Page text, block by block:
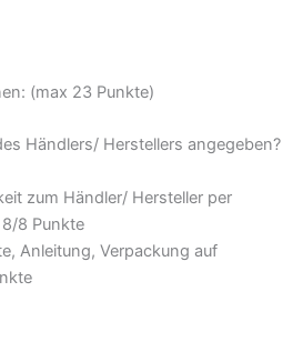
(max 23 Punkte)
Händlers/ Herstellers angegeben?
zum Händler/ Hersteller per
8/8 Punkte
Anleitung, Verpackung auf